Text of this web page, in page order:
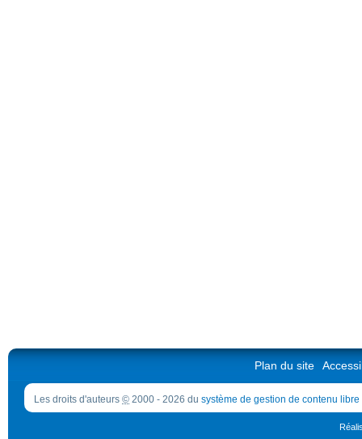
Plan du site
Les droits d'auteurs © 2000 - 2026 du système de gestion de contenu libre